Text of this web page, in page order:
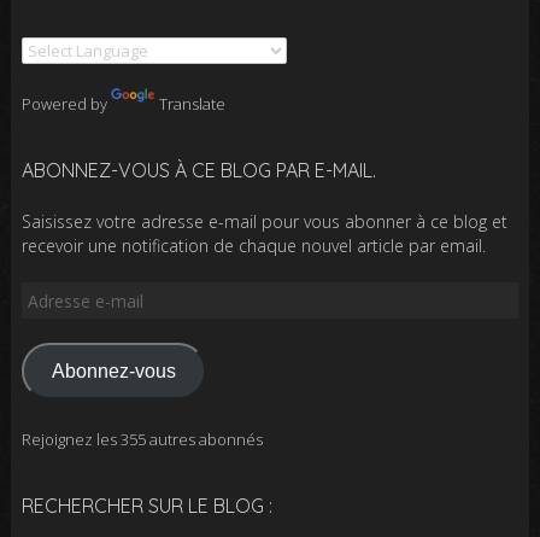
Powered by Translate
ABONNEZ-VOUS À CE BLOG PAR E-MAIL.
Saisissez votre adresse e-mail pour vous abonner à ce blog et
recevoir une notification de chaque nouvel article par email.
Adresse
mail
Abonnez-vous
Rejoignez les 355 autres abonnés
RECHERCHER SUR LE BLOG :